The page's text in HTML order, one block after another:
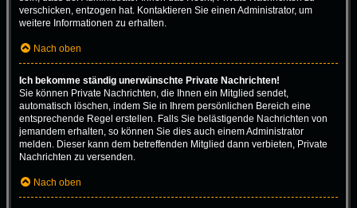
verschicken, entzogen hat. Kontaktieren Sie einen Administrator, um
weitere Informationen zu erhalten.
Nach oben
Ich bekomme ständig unerwünschte Private Nachrichten!
Sie können Private Nachrichten, die Ihnen ein Mitglied sendet,
automatisch löschen, indem Sie in Ihrem persönlichen Bereich eine
entsprechende Regel erstellen. Falls Sie belästigende Nachrichten von
jemandem erhalten, so können Sie dies auch einem Administrator
melden. Dieser kann dem betreffenden Mitglied dann verbieten, Private
Nachrichten zu versenden.
Nach oben